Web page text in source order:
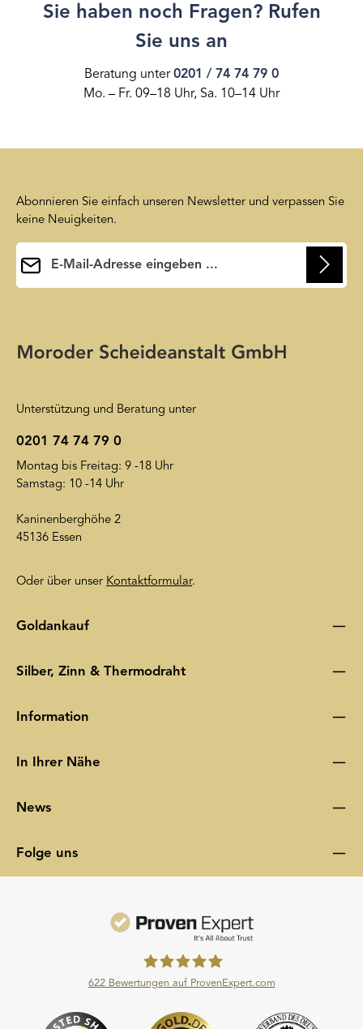
Sie haben noch Fragen? Rufen
Sie uns an
Beratung unter0201 / 74 74 79 0
Mo. – Fr. 09–18 Uhr, Sa. 10–14 Uhr
Abonnieren Sie einfach unseren Newsletter und verpassen Sie
keine Neuigkeiten.
E-Mail-Adresse*
Datenschutzerklärung wird insoweit verwiesen.
Unterstützung und Beratung unter
0201 74 74 79 0
Montag bis Freitag: 9 -18 Uhr
Samstag: 10 -14 Uhr
Kaninenberghöhe 2
45136 Essen
Oder über unser Kontaktformular.
Goldankauf
Silber, Zinn & Thermodraht
Information
In Ihrer Nähe
News
Folge uns
Moroder Scheideanstalt GmbH
622Bewertungen auf ProvenExpert.com